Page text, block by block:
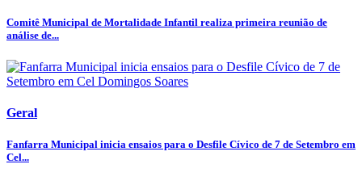
Comitê Municipal de Mortalidade Infantil realiza primeira reunião de
análise de...
Geral
Fanfarra Municipal inicia ensaios para o Desfile Cívico de 7 de Setembro em
Cel...